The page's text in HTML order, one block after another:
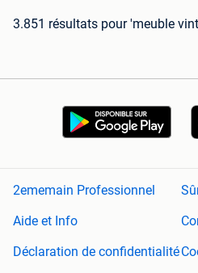
3.851 résultats pour 'meuble
2ememain Professionnel
Aide et Info
Déclaration de confidentialité